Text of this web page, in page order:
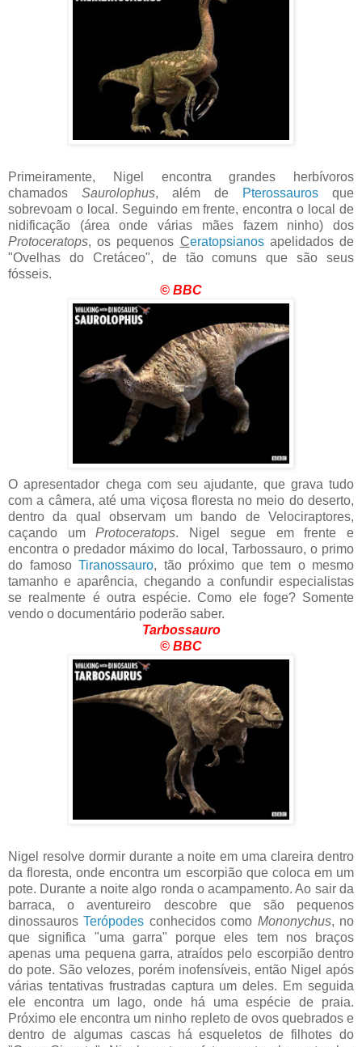
Primeiramente, Nigel encontra grandes herbívoros
chamados Saurolophus, além de Pterossauros que
sobrevoam o local. Seguindo em frente, encontra o local de
nidificação (área onde várias mães fazem ninho) dos
Protoceratops, os pequenos Ceratopsianosapelidados de
"Ovelhas do Cretáceo", de tão comuns que são seus
fósseis.
© BBC
O apresentador chega com seu ajudante, que grava tudo
com a câmera, até uma viçosa floresta no meio do deserto,
dentro da qual observam um bando de Velociraptores,
caçando umProtoceratops. Nigel segue em frente e
encontra o predador máximo do local, Tarbossauro, o primo
do famoso Tiranossauro, tão próximo que tem o mesmo
tamanho e aparência, chegando a confundir especialistas
se realmente é outra espécie. Como ele foge? Somente
vendo o documentário poderão saber.
Tarbossauro
© BBC
Nigel resolve dormir durante a noite em uma clareira dentro
da floresta, onde encontra um escorpião que coloca em um
pote. Durante a noite algo ronda o acampamento. Ao sair da
barraca, o aventureiro descobre que são pequenos
dinossaurosTerópodes conhecidos como Mononychus, no
que significa "uma garra" porque eles tem nos braços
apenas uma pequena garra, atraídos pelo escorpião dentro
do pote. São velozes, porém inofensíveis, então Nigel após
várias tentativas frustradas captura um deles. Em seguida
ele encontra um lago, onde há uma espécie de praia.
Próximo ele encontra um ninho repleto de ovos quebrados e
dentro de algumas cascas há esqueletos de filhotes do